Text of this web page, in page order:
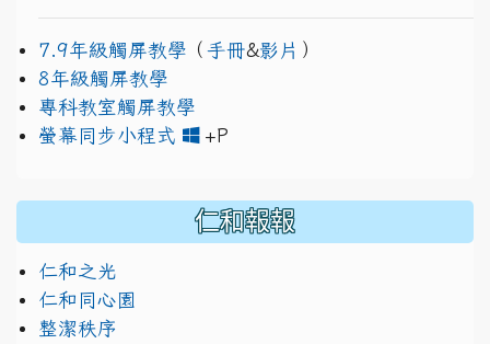
7.9年級觸屏教學 （ 手冊&影片 ）
8年級觸屏教學
專科教室觸屏教學
螢幕同步小程式
+P
仁和報報
仁和之光
仁和同心園
整潔秩序